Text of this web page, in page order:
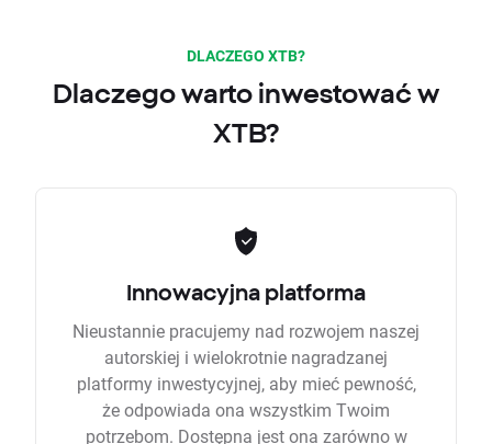
DLACZEGO XTB?
Dlaczego warto inwestować w
XTB?
Innowacyjna platforma
Nieustannie pracujemy nad rozwojem naszej
autorskiej i wielokrotnie nagradzanej
platformy inwestycyjnej, aby mieć pewność,
że odpowiada ona wszystkim Twoim
potrzebom. Dostępna jest ona zarówno w